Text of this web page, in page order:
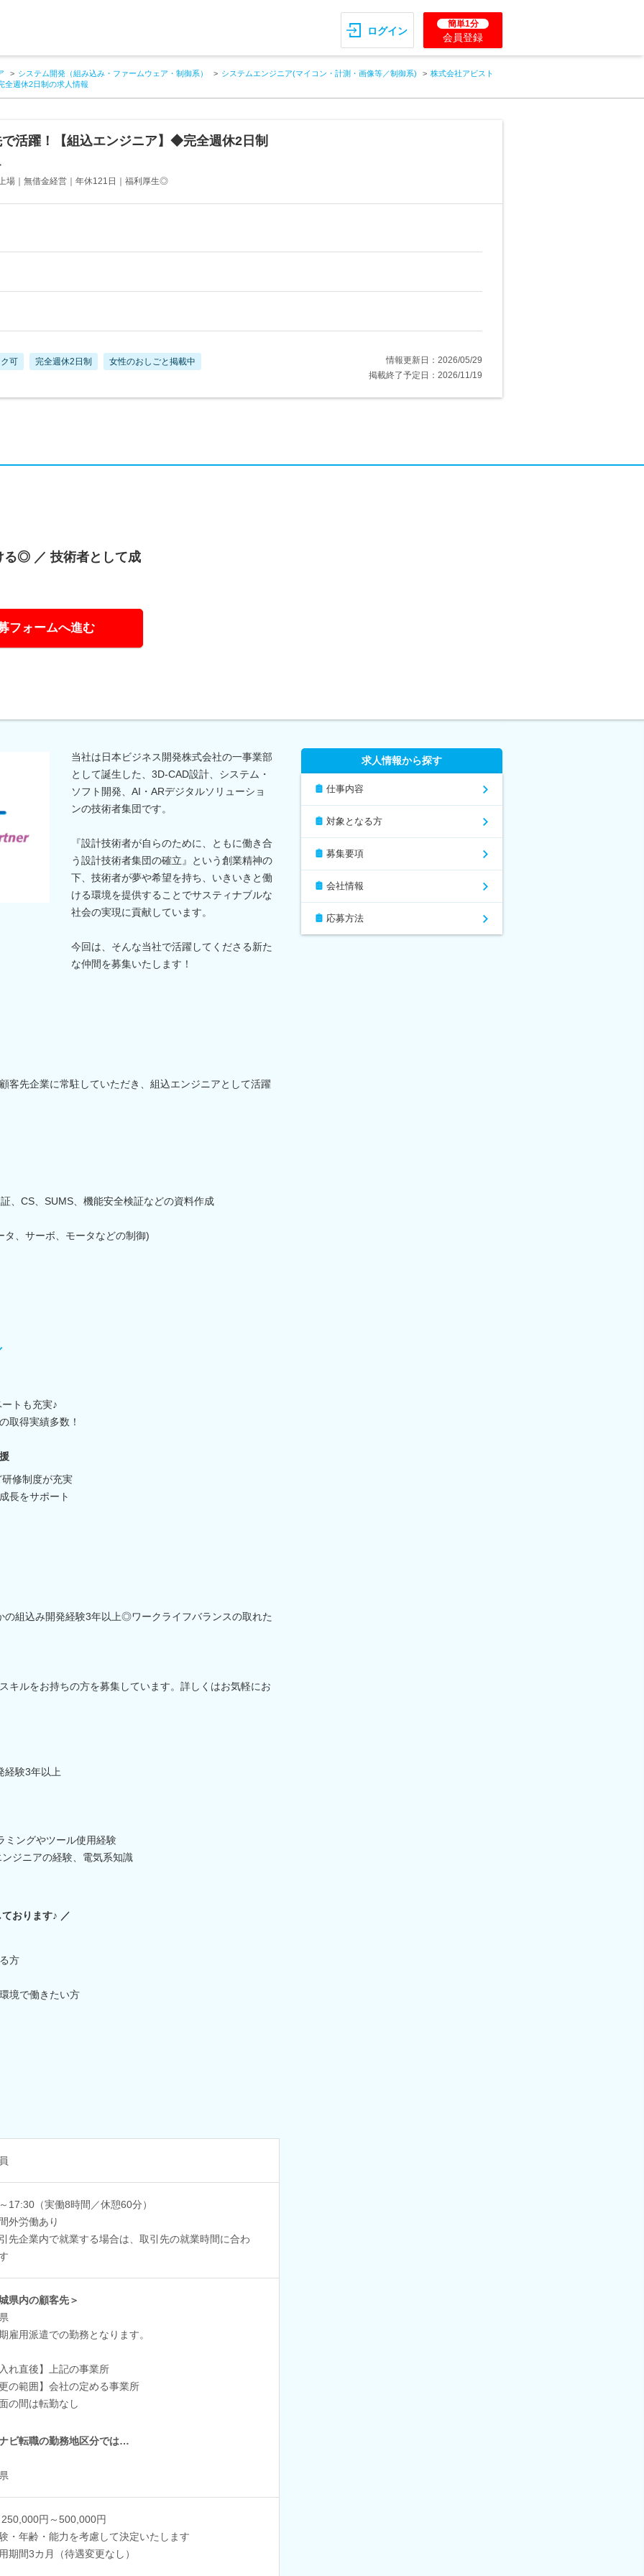
ログイン
簡単1分
会員登録
システム開発（組み込み・ファームウェア・制御系） システムエンジニア(マイコン・計測・画像等／制御系)
株式会社アビスト
全週休2日制の求人情報
活躍！【組込エンジニア】◆完全週休2日制
場｜無借金経営｜年休121日｜福利厚生◎
可 完全週休2日制 女性のおしごと掲載中
情報更新日：2026/05/29
掲載終了予定日：2026/11/19
る◎ ／ 技術者として成
フォームへ進む
当社は日本ビジネス開発株式会社の一事業部
として誕生した、3D-CAD設計、システム・
ソフト開発、AI・ARデジタルソリューショ
ンの技術者集団です。
『設計技術者が自らのために、ともに働き合
う設計技術者集団の確立』という創業精神の
下、技術者が夢や希望を持ち、いきいきと働
ける環境を提供することでサスティナブルな
社会の実現に貢献しています。
今回は、そんな当社で活躍してくださる新た
な仲間を募集いたします！
客先企業に常駐していただき、組込エンジニアとして活躍
、CS、SUMS、機能安全検証などの資料作成
、サーボ、モータなどの制御)
トも充実♪
取得実績多数！
修制度が充実
長をサポート
組込み開発経験3年以上◎ワークライフバランスの取れた
キルをお持ちの方を募集しています。詳しくはお気軽にお
経験3年以上
ングやツール使用経験
ジニアの経験、電気系知識
おります♪ ／
方
境で働きたい方
17:30（実働8時間／休憩60分）
外労働あり
先企業内で就業する場合は、取引先の就業時間に合わ
県内の顧客先＞
雇用派遣での勤務となります。
れ直後】上記の事業所
の範囲】会社の定める事業所
の間は転勤なし
ビ転職の勤務地区分では…
円～500,000円
・年齢・能力を考慮して決定いたします
期間3カ月（待遇変更なし）
求人情報から探す
仕事内容
対象となる方
募集要項
会社情報
応募方法